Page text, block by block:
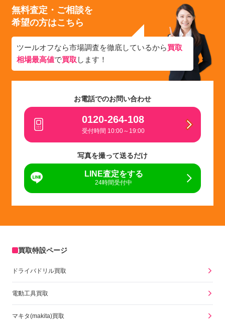
無料査定・ご相談を
希望の方はこちら
ツールオフなら市場調査を徹底しているから買取
相場最高値で買取 します！
お電話でのお問い合わせ
0120-264-108
受付時間 10:00～19:00
写真を撮って送るだけ
LINE査定をする
24時間受付中
買取特設ページ
ドライバドリル買取
電動工具買取
マキタ(makita)買取